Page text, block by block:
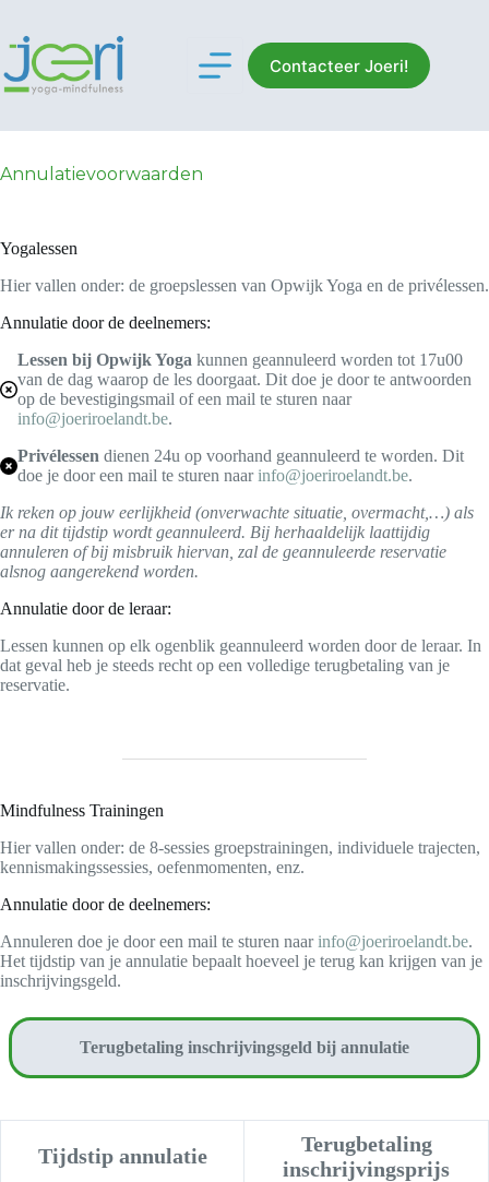
content
Contacteer Joeri!
Annulatievoorwaarden
Yogalessen
Hier vallen onder: de groepslessen van Opwijk Yoga en de privélessen.
Annulatie door de deelnemers:
Lessen bij Opwijk Yoga kunnen geannuleerd worden tot 17u00
van de dag waarop de les doorgaat. Dit doe je door te antwoorden
op de bevestigingsmail of een mail te sturen naar
info@joeriroelandt.be.
Privélessen dienen 24u op voorhand geannuleerd te worden. Dit
doe je door een mail te sturen naarinfo@joeriroelandt.be.
Ik reken op jouw eerlijkheid (onverwachte situatie, overmacht,…) als
er na dit tijdstip wordt geannuleerd. Bij herhaaldelijk laattijdig
annuleren of bij misbruik hiervan, zal de geannuleerde reservatie
alsnog aangerekend worden.
Annulatie door de leraar:
Lessen kunnen op elk ogenblik geannuleerd worden door de leraar. In
dat geval heb je steeds recht op een volledige terugbetaling van je
reservatie.
Mindfulness Trainingen
Hier vallen onder: de 8-sessies groepstrainingen, individuele trajecten,
kennismakingssessies, oefenmomenten, enz.
Annulatie door de deelnemers:
Annuleren doe je door een mail te sturen naarinfo@joeriroelandt.be.
Het tijdstip van je annulatie bepaalt hoeveel je terug kan krijgen van je
inschrijvingsgeld.
Terugbetaling inschrijvingsgeld bij annulatie
Tijdstip annulatie
Terugbetaling
inschrijvingsprijs